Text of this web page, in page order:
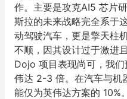
作。主要是攻克AI5 芯片
斯拉的未来战略完全系于
动驾驶汽车，更是擎天柱
不顺，因其设计过于激进
Dojo 项目表现尚可，我
伟达 2-3 倍。在汽车与机
能仅为英伟达方案的 10%